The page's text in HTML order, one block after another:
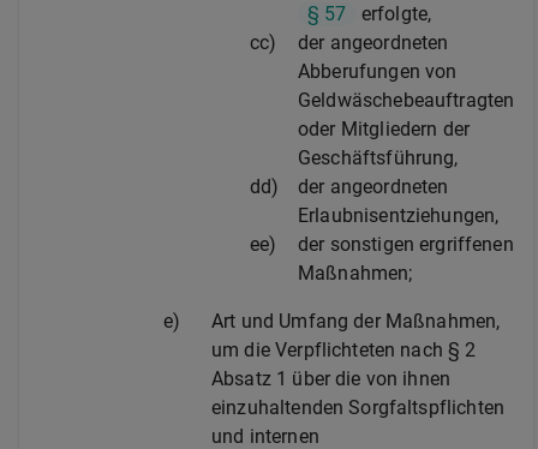
§ 57
erfolgte,
cc)
der angeordneten
Abberufungen von
Geldwäschebeauftragten
oder Mitgliedern der
Geschäftsführung,
dd)
der angeordneten
Erlaubnisentziehungen,
ee)
der sonstigen ergriffenen
Maßnahmen;
e)
Art und Umfang der Maßnahmen,
um die Verpflichteten nach § 2
Absatz 1 über die von ihnen
einzuhaltenden Sorgfaltspflichten
und internen